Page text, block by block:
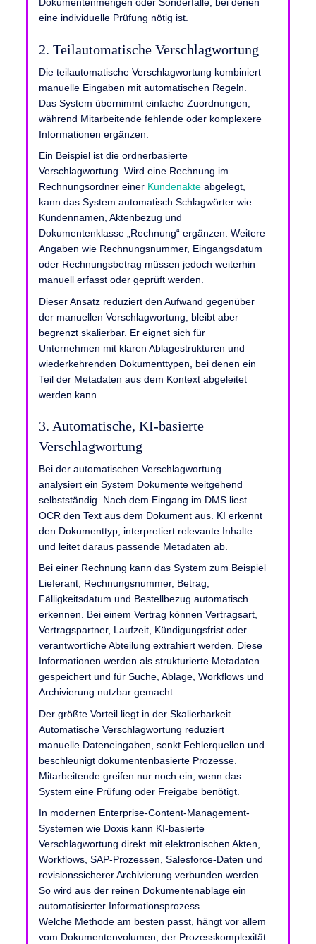
Dokumentenmengen oder Sonderfälle, bei denen
eine individuelle Prüfung nötig ist.
2. Teilautomatische Verschlagwortung
Die teilautomatische Verschlagwortung kombiniert
manuelle Eingaben mit automatischen Regeln.
Das System übernimmt einfache Zuordnungen,
während Mitarbeitende fehlende oder komplexere
Informationen ergänzen.
Ein Beispiel ist die ordnerbasierte
Verschlagwortung. Wird eine Rechnung im
Rechnungsordner einer Kundenakte abgelegt,
kann das System automatisch Schlagwörter wie
Kundennamen, Aktenbezug und
Dokumentenklasse „Rechnung“ ergänzen. Weitere
Angaben wie Rechnungsnummer, Eingangsdatum
oder Rechnungsbetrag müssen jedoch weiterhin
manuell erfasst oder geprüft werden.
Dieser Ansatz reduziert den Aufwand gegenüber
der manuellen Verschlagwortung, bleibt aber
begrenzt skalierbar. Er eignet sich für
Unternehmen mit klaren Ablagestrukturen und
wiederkehrenden Dokumenttypen, bei denen ein
Teil der Metadaten aus dem Kontext abgeleitet
werden kann.
3. Automatische, KI-basierte
Verschlagwortung
Bei der automatischen Verschlagwortung
analysiert ein System Dokumente weitgehend
selbstständig. Nach dem Eingang im DMS liest
OCR den Text aus dem Dokument aus. KI erkennt
den Dokumenttyp, interpretiert relevante Inhalte
und leitet daraus passende Metadaten ab.
Bei einer Rechnung kann das System zum Beispiel
Lieferant, Rechnungsnummer, Betrag,
Fälligkeitsdatum und Bestellbezug automatisch
erkennen. Bei einem Vertrag können Vertragsart,
Vertragspartner, Laufzeit, Kündigungsfrist oder
verantwortliche Abteilung extrahiert werden. Diese
Informationen werden als strukturierte Metadaten
gespeichert und für Suche, Ablage, Workflows und
Archivierung nutzbar gemacht.
Der größte Vorteil liegt in der Skalierbarkeit.
Automatische Verschlagwortung reduziert
manuelle Dateneingaben, senkt Fehlerquellen und
beschleunigt dokumentenbasierte Prozesse.
Mitarbeitende greifen nur noch ein, wenn das
System eine Prüfung oder Freigabe benötigt.
In modernen Enterprise-Content-Management-
Systemen wie Doxis kann KI-basierte
Verschlagwortung direkt mit elektronischen Akten,
Workflows, SAP-Prozessen, Salesforce-Daten und
revisionssicherer Archivierung verbunden werden.
So wird aus der reinen Dokumentenablage ein
automatisierter Informationsprozess.
Welche Methode am besten passt, hängt vor allem
vom Dokumentenvolumen, der Prozesskomplexität